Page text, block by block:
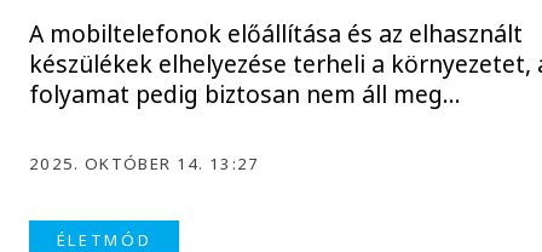
A mobiltelefonok előállítása és az elhasznált
készülékek elhelyezése terheli a környezetet,
folyamat pedig biztosan nem áll meg…
2025. OKTÓBER 14. 13:27
ÉLETMÓD